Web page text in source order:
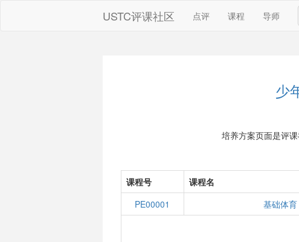
USTC评课社区 点评 课程 导师
少
培养方案页面是评
课程号 课程名
PE00001
基础体育